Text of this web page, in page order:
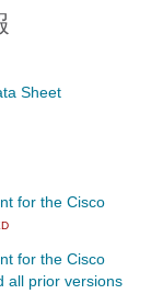
Sheet
for the Cisco
for the Cisco
all prior versions